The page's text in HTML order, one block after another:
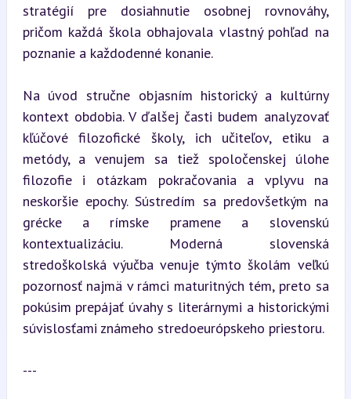
stratégií pre dosiahnutie osobnej rovnováhy,
pričom každá škola obhajovala vlastný pohľad na
poznanie a každodenné konanie.
Na úvod stručne objasním historický a kultúrny
kontext obdobia. V ďalšej časti budem analyzovať
kľúčové filozofické školy, ich učiteľov, etiku a
metódy, a venujem sa tiež spoločenskej úlohe
filozofie i otázkam pokračovania a vplyvu na
neskoršie epochy. Sústredím sa predovšetkým na
grécke a rímske pramene a slovenskú
kontextualizáciu. Moderná slovenská
stredoškolská výučba venuje týmto školám veľkú
pozornosť najmä v rámci maturitných tém, preto sa
pokúsim prepájať úvahy s literárnymi a historickými
súvislosťami známeho stredoeurópskeho priestoru.
---